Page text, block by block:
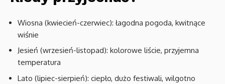
Wiosna (kwiecień-czerwiec): łagodna pogoda, kwitnące
wiśnie
Jesień (wrzesień-listopad): kolorowe liście, przyjemna
temperatura
Lato (lipiec-sierpień): ciepło, dużo festiwali, wilgotno